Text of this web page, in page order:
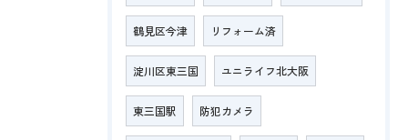
鶴見区今津 リフォーム済
淀川区東三国 ユニライフ北大阪
東三国駅 防犯カメラ